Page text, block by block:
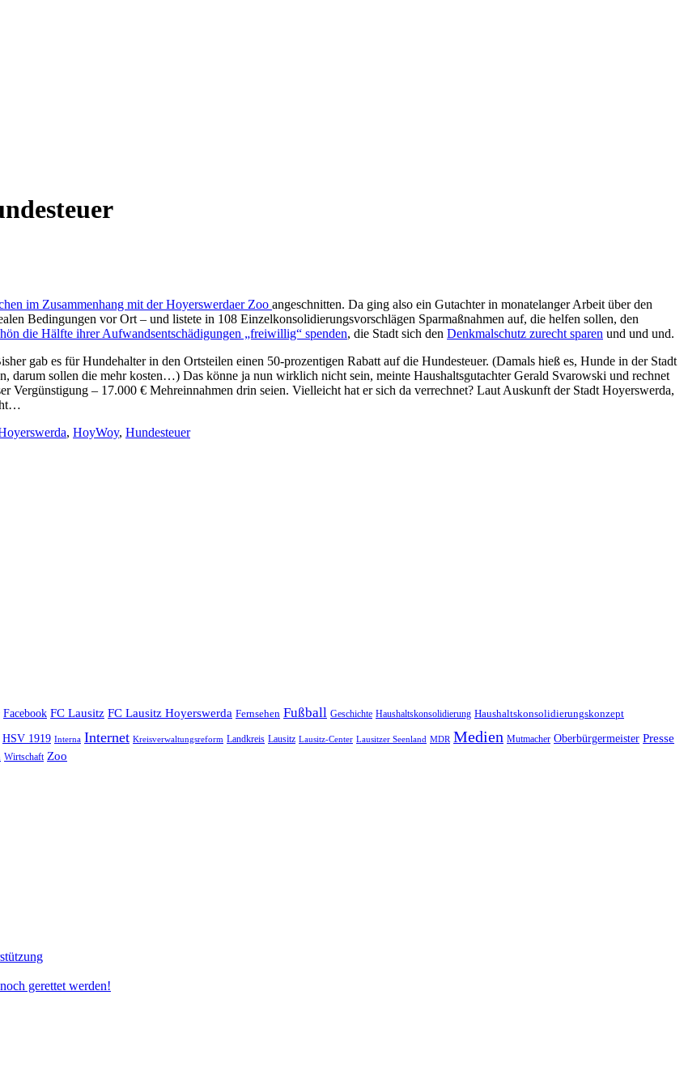
im Zusammenhang mit der Hoyerswerdaer Zoo angeschnitten. Da ging also ein Gutachter in monatelanger Arbeit über den
Bedingungen vor Ort – und listete in 108 Einzelkonsolidierungsvorschlägen Sparmaßnahmen auf, die helfen sollen, den
die Hälfte ihrer Aufwandsentschädigungen „freiwillig“ spenden, die Stadt sich den Denkmalschutz zurecht sparen und und und.
gab es für Hundehalter in den Ortsteilen einen 50-prozentigen Rabatt auf die Hundesteuer. (Damals hieß es, Hunde in der Stadt
darum sollen die mehr kosten…) Das könne ja nun wirklich nicht sein, meinte Haushaltsgutachter Gerald Svarowski und rechnet
Vergünstigung – 17.000 € Mehreinnahmen drin seien. Vielleicht hat er sich da verrechnet? Laut Auskunft der Stadt Hoyerswerda,
, HoyWoy, Hundesteuer
Facebook FC Lausitz FC Lausitz Hoyerswerda Fernsehen Fußball Geschichte Haushaltskonsolidierung Haushaltskonsolidierungskonzept
HSV 1919 Interna Internet Kreisverwaltungsreform Landkreis Lausitz Lausitz-Center Lausitzer Seenland MDR Medien Mutmacher Oberbürgermeister Presse
Wirtschaft Zoo
gerettet werden!